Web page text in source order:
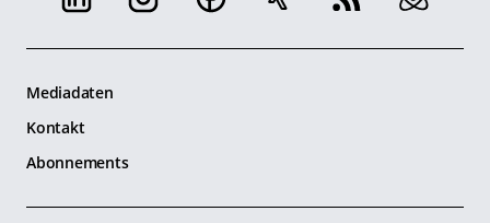
Mediadaten
Kontakt
Abonnements